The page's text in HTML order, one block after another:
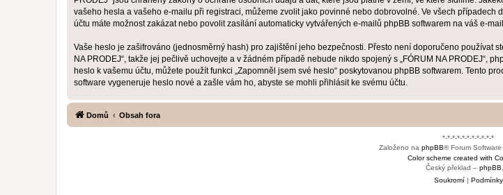
vašeho hesla a vašeho e-mailu při registraci, můžeme zvolit jako povinné nebo dobrovolné. Ve všech
účtu máte možnost zakázat nebo povolit zasílání automaticky vytvářených e-mailů phpBB softwarem na váš e-
Vaše heslo je zašifrováno (jednosměrný hash) pro zajištění jeho bezpečnosti. Přesto není doporučeno používat
NA PRODEJ“, takže jej pečlivě uchovejte a v žádném případě nebude nikdo spojený s „FÓRUM NA PRODEJ“,
heslo k vašemu účtu, můžete použít funkci „Zapomněl jsem své heslo“ poskytovanou phpBB softwarem. Tento
software vygeneruje heslo nové a zašle vám ho, abyste se mohli přihlásit ke svému účtu.
Domů Obsah fora
*-*-*-*-*-*-*-*-*-*-*
Založeno na phpBB® Forum
Color scheme created with
Český překlad –
Soukromí| Podmínky